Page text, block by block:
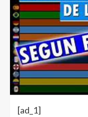
[ad_1]